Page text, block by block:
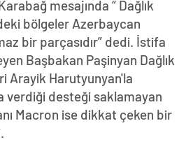
mesajında “ Dağlık
bölgeler Azerbaycan
bir parçasıdır” dedi. İstifa
Başbakan Paşinyan Dağlık
Arayik Harutyunyan'la
verdiği desteği saklamayan
Macron ise dikkat çeken bir